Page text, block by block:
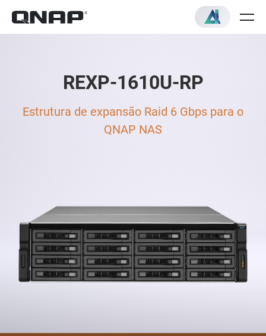
REXP-1610U-RP
Estrutura de expansão Raid 6 Gbps para o
QNAP NAS